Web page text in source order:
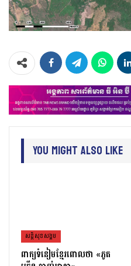
You Might Also Like
សន្តិសុខសង្គម
ពាក្យទំនៀមខ្មែរពោលថា «ភូត